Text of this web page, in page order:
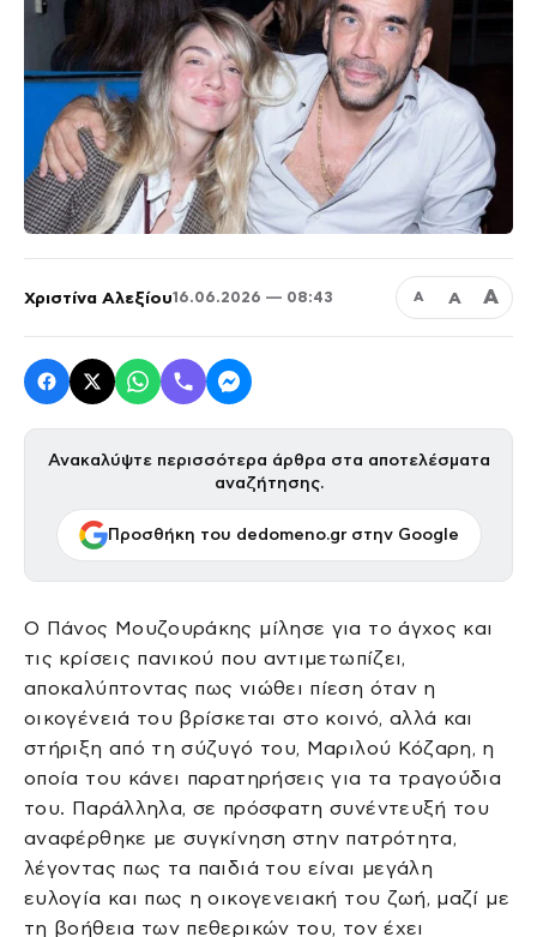
Χριστίνα Αλεξίου16.06.2026 — 08:43 Α Α Α
Ανακαλύψτε περισσότερα άρθρα στα αποτελέσματα
αναζήτησης.
Προσθήκη του dedomeno.gr στην Google
Ο Πάνος Μουζουράκης μίλησε για το άγχος και
τις κρίσεις πανικού που αντιμετωπίζει,
αποκαλύπτοντας πως νιώθει πίεση όταν η
οικογένειά του βρίσκεται στο κοινό, αλλά και
στήριξη από τη σύζυγό του, Μαριλού Κόζαρη, η
οποία του κάνει παρατηρήσεις για τα τραγούδια
του. Παράλληλα, σε πρόσφατη συνέντευξή του
αναφέρθηκε με συγκίνηση στην πατρότητα,
λέγοντας πως τα παιδιά του είναι μεγάλη
ευλογία και πως η οικογενειακή του ζωή, μαζί με
τη βοήθεια των πεθερικών του, τον έχει